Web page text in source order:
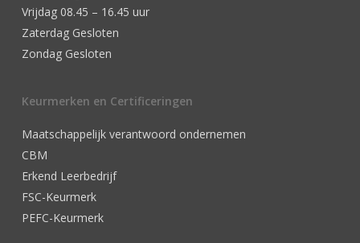
Vrijdag 08.45 – 16.45 uur
Zaterdag Gesloten
Zondag Gesloten
Keurmerken en Certificeringen
Maatschappelijk verantwoord ondernemen
CBM
Erkend Leerbedrijf
FSC-Keurmerk
PEFC-Keurmerk